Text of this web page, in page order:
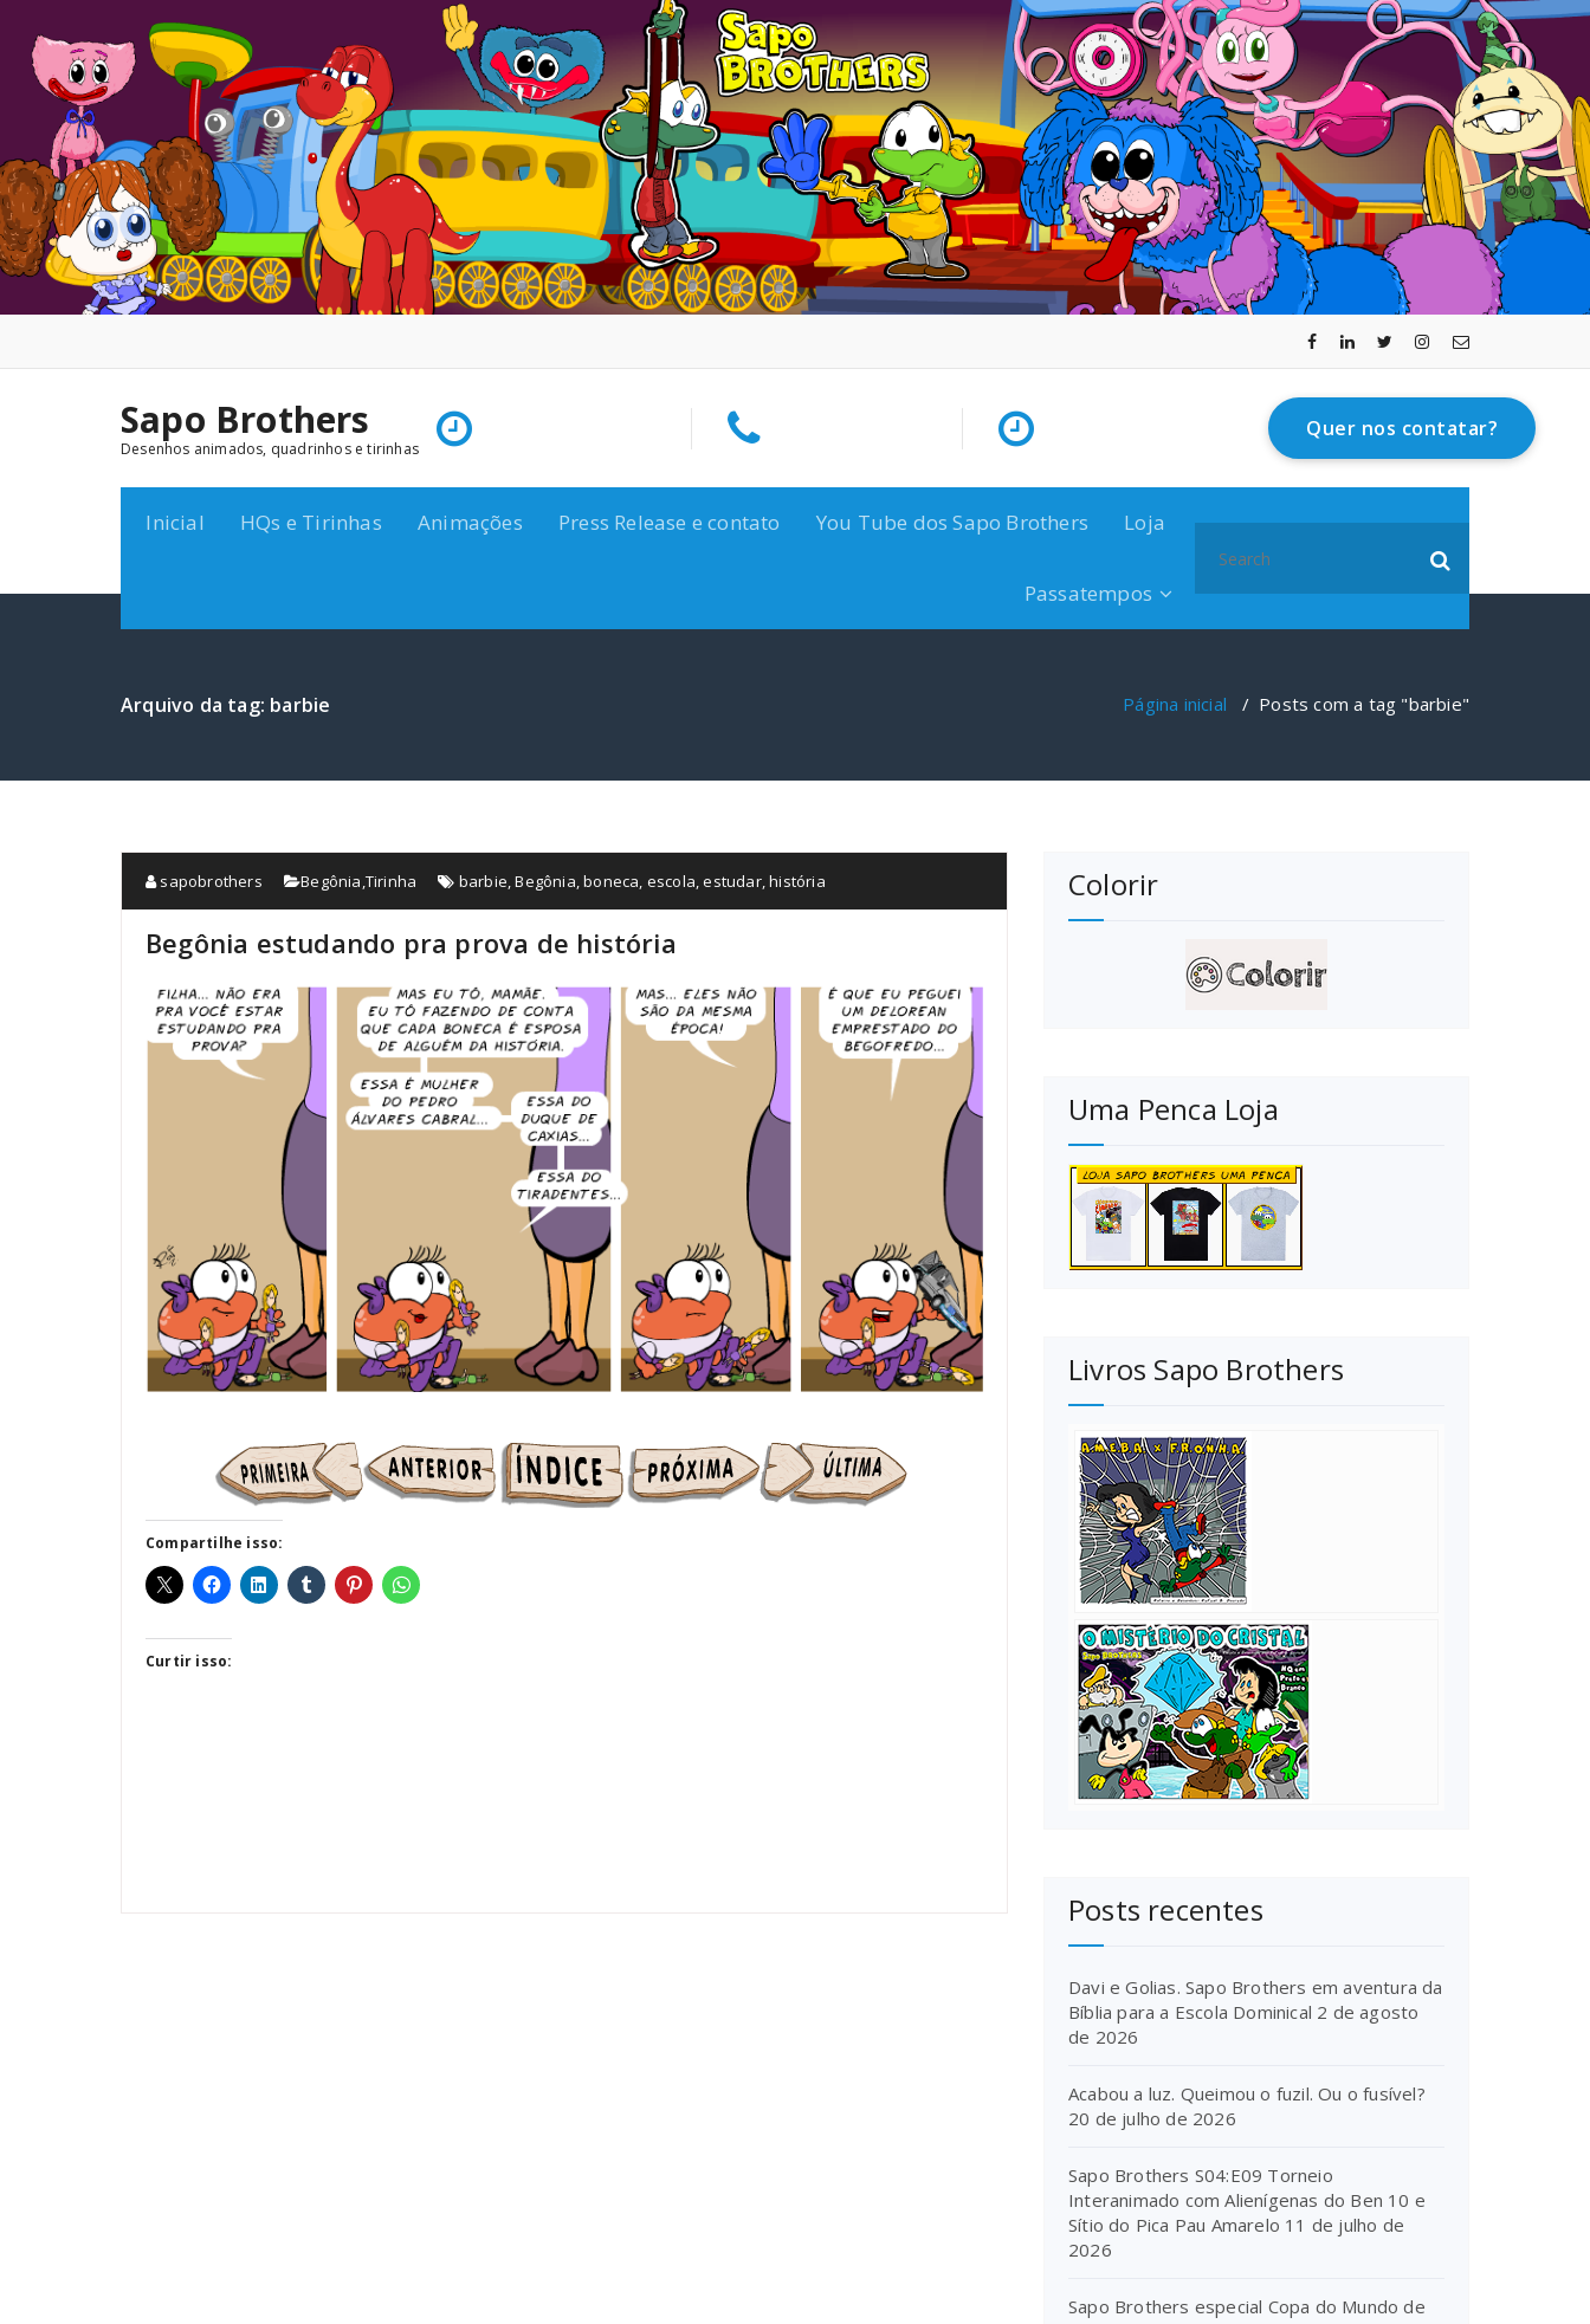
para
conteúdo
Sapo Brothers
Desenhos animados, quadrinhos e tirinhas
Quer nos contatar?
Inicial HQs e Tirinhas Animações Press Release e contato You Tube dos Sapo Brothers Loja
Passatempos
for:
Arquivo da tag: barbie Página inicial / Posts com a tag "barbie"
sapobrothers Begônia,Tirinha barbie,Begônia,boneca, escola,estudar,história
Begônia estudando pra prova de história
Compartilhe isso:
Curtir isso:
Colorir
Uma Penca Loja
Livros Sapo Brothers
Posts recentes
Davi e Golias. Sapo Brothers em aventura da
Bíblia para a Escola Dominical 2 de agosto
de 2026
Acabou a luz. Queimou o fuzil. Ou o fusível?
20 de julho de 2026
Sapo Brothers S04:E09 Torneio
Interanimado com Alienígenas do Ben 10 e
Sítio do Pica Pau Amarelo 11 de julho de
2026
Sapo Brothers especial Copa do Mundo de